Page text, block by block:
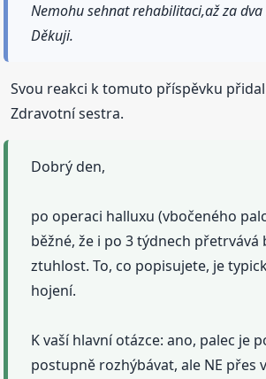
Nemohu sehnat rehabilitaci,až za dva
Děkuji.
Svou reakci k tomuto příspěvku
Zdravotní sestra.
Dobrý den,
po operaci halluxu (vbočeného
běžné, že i po 3 týdnech přetrvává
ztuhlost. To, co popisujete, je
hojení.
K vaší hlavní otázce: ano, palec je
postupně rozhýbávat, ale NE přes